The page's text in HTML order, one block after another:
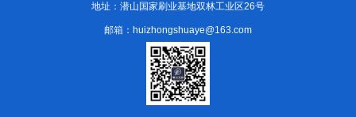
地址：潜山国家刷业基地双林工业区26号
邮箱：huizhongshuaye@163.com